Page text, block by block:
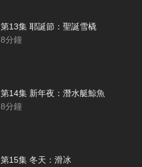
第13集 耶誕節：聖誕雪橇
8分鐘
第14集 新年夜：潛水艇鯨魚
8分鐘
第15集 冬天：滑冰